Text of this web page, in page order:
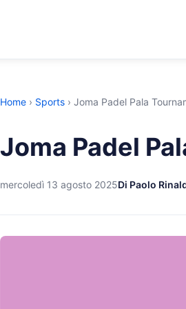
Home › Sports › Joma Padel Pala
Joma Padel
mercoledì 13 agosto 2025Di Paolo